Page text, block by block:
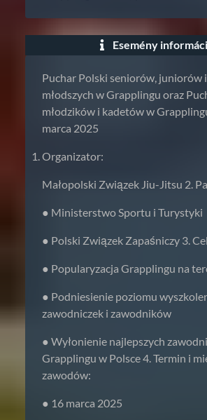
Esemény
Puchar Polski seniorów, juniorów
młodszych w Grapplingu oraz
młodzików i kadetów w
marca 2025
Organizator:
Małopolski Związek Jiu-Jitsu 2.
● Ministerstwo Sportu i Turystyki
● Polski Związek Zapaśniczy 3.
● Popularyzacja Grapplingu na
● Podniesienie poziomu
zawodniczek i zawodników
● Wyłonienie najlepszych
Grapplingu w Polsce 4. Termin i
zawodów:
● 16 marca 2025